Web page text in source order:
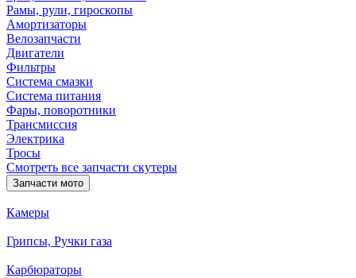
Рамы, рули, гироскопы
Амортизаторы
Велозапчасти
Двигатели
Фильтры
Система смазки
Система питания
Фары, поворотники
Трансмиссия
Электрика
Тросы
Смотреть все запчасти скутеры
Запчасти мото
Камеры
Грипсы, Ручки газа
Карбюраторы